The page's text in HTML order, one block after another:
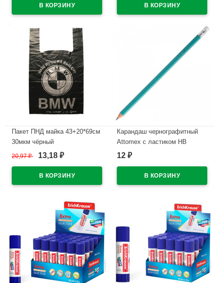
Пакет ПНД майка 43+20*69см
30мкм чёрный
WWW/World(Ст.50/500)
20,97₽ 13,18 ₽
Карандаш чернографитный
Attomex с ластиком НВ
зеленый корпус, пластиковый
12 ₽